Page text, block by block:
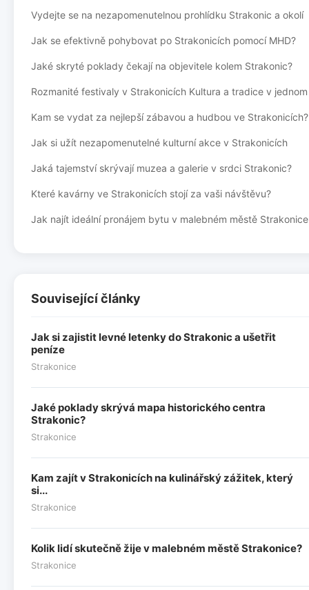
Vydejte se na nezapomenutelnou prohlídku Strakonic a okolí
Jak se efektivně pohybovat po Strakonicích pomocí MHD?
Jaké skryté poklady čekají na objevitele kolem Strakonic?
Rozmanité festivaly v Strakonicích Kultura a tradice v jednom
Kam se vydat za nejlepší zábavou a hudbou ve Strakonicích?
Jak si užít nezapomenutelné kulturní akce v Strakonicích
Jaká tajemství skrývají muzea a galerie v srdci Strakonic?
Které kavárny ve Strakonicích stojí za vaši návštěvu?
Jak najít ideální pronájem bytu v malebném městě Strakonice
Související články
Jak si zajistit levné letenky do Strakonic a ušetřit
peníze
Strakonice
Jaké poklady skrývá mapa historického centra
Strakonic?
Strakonice
Kam zajít v Strakonicích na kulinářský zážitek, který
si...
Strakonice
Kolik lidí skutečně žije v malebném městě Strakonice?
Strakonice